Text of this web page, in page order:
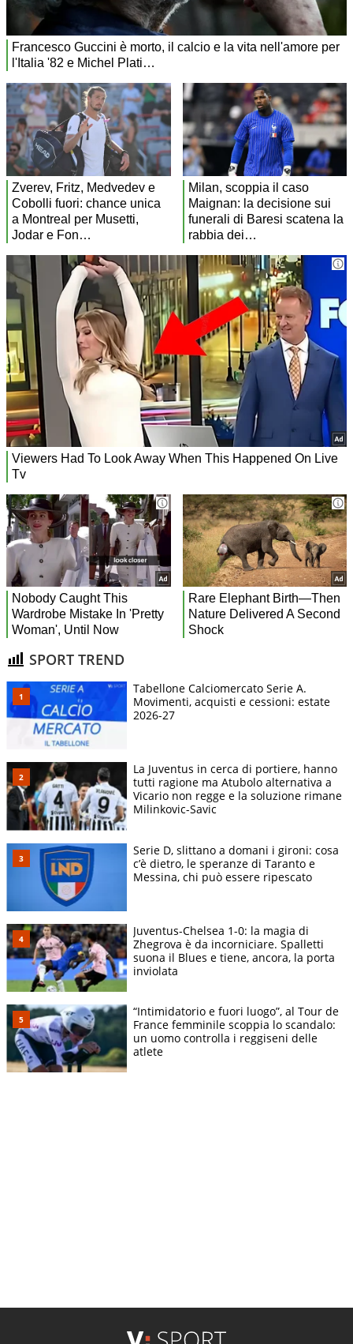
SPORT TREND
Tabellone Calciomercato Serie A.
Movimenti, acquisti e cessioni: estate
2026-27
La Juventus in cerca di portiere, hanno
tutti ragione ma Atubolo alternativa a
Vicario non regge e la soluzione rimane
Milinkovic-Savic
Serie D, slittano a domani i gironi: cosa
c’è dietro, le speranze di Taranto e
Messina, chi può essere ripescato
Juventus-Chelsea 1-0: la magia di
Zhegrova è da incorniciare. Spalletti
suona il Blues e tiene, ancora, la porta
inviolata
“Intimidatorio e fuori luogo”, al Tour de
France femminile scoppia lo scandalo:
un uomo controlla i reggiseni delle
atlete